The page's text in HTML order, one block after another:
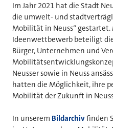
Im Jahr 2021 hat die Stadt
die umwelt- und
Mobilität in Neuss“
Ideenwettbewerb beteiligt
Bürger, Unternehmen und
Neusser sowie in Neuss
hatten die Möglichkeit, ihre
Mobilität der Zukunft in
In unserem Bildarchivfinden